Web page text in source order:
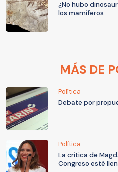
¿No hubo
los mamíferos
MÁS DE
Política
Debate por
Política
La crítica de
Congreso esté